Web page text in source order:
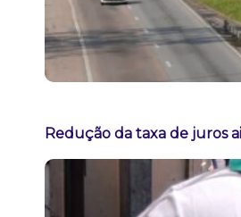
Redução da taxa de juros